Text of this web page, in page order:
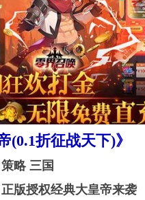
(0.1折征战天下)》
略 三国
版授权经典大皇帝来袭